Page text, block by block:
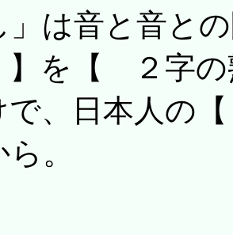
」は音と音と
を【 ２字の
で、日本人の
。